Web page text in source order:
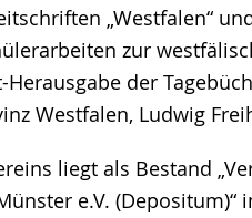
„Westfalen“
zur
der
Westfalen, Ludwig
liegt als Bestand
e.V.